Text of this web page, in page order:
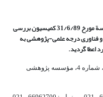
بررسی
و فناوری درجه علمی‌-پژوهشیبه
اعطا گردید.
آدرس : تهــران، خ نوفل لوشاتو، خ آراکلیان، شماره 4،‌ مؤسسه پژوهشی